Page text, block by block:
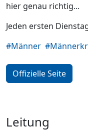
hier genau richtig...
Jeden ersten
#Männer
Offizielle Seite
Leitung